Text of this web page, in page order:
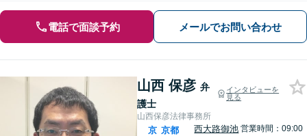
電話で面談予約 メールでお問い合わせ
山西 保彦 弁
護士
インタビューを
見る
山西保彦法律事務所
京 京都
西大路御池 営業時間：09:00